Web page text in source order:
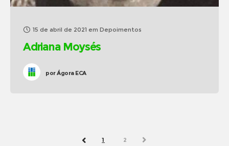
15 de abril de 2021 em Depoimentos
Adriana Moysés
porÁgora ECA
PREV1 2 NEXT